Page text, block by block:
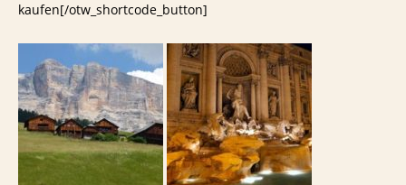
kaufen[/otw_shortcode_button]